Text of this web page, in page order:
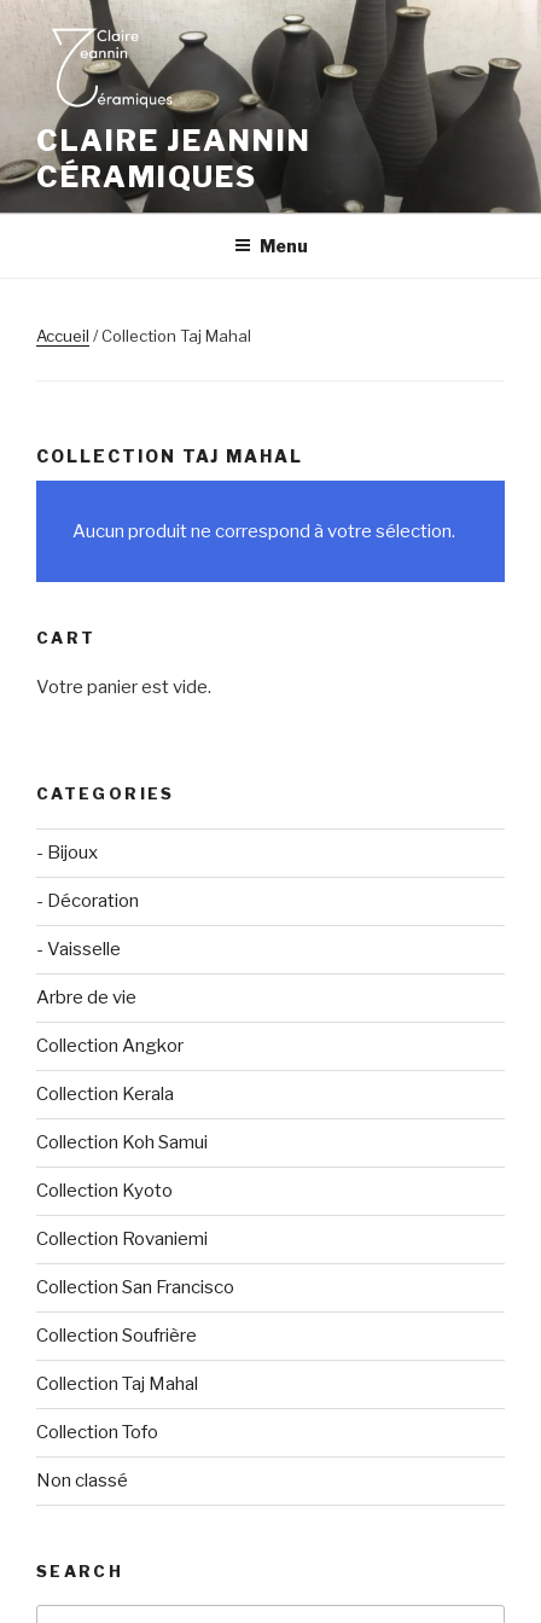
Aller
contenu
principal
CLAIRE JEANNIN
CÉRAMIQUES
Menu
Accueil / Collection Taj Mahal
COLLECTION TAJ MAHAL
Aucun produit ne correspond à votre sélection.
CART
Votre panier est vide.
CATEGORIES
- Bijoux
- Décoration
- Vaisselle
Arbre de vie
Collection Angkor
Collection Kerala
Collection Koh Samui
Collection Kyoto
Collection Rovaniemi
Collection San Francisco
Collection Soufrière
Collection Taj Mahal
Collection Tofo
Non classé
SEARCH